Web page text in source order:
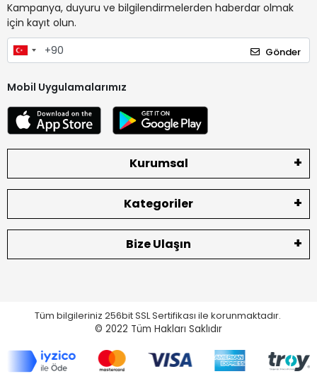
Kampanya, duyuru ve bilgilendirmelerden haberdar olmak
için kayıt olun.
Gönder
Mobil Uygulamalarımız
Kurumsal
Kategoriler
Bize Ulaşın
Tüm bilgileriniz 256bit SSL Sertifikası ile korunmaktadır.
© 2022 Tüm Hakları Saklıdır